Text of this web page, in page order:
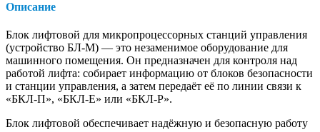
Описание
Блок лифтовой для микропроцессорных станций управления
(устройство БЛ-М) — это незаменимое оборудование для
машинного помещения. Он предназначен для контроля над
работой лифта: собирает информацию от блоков безопасности
и станции управления, а затем передаёт её по линии связи к
«БКЛ-П», «БКЛ-Е» или «БКЛ-Р».
Блок лифтовой обеспечивает надёжную и безопасную работу